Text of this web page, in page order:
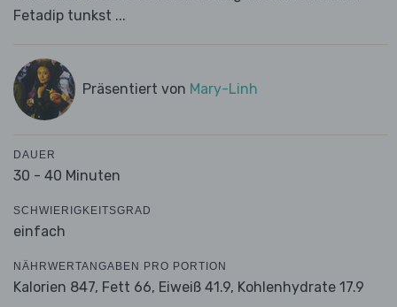
Fetadip tunkst ...
Präsentiert von Mary-Linh
DAUER
30 - 40 Minuten
SCHWIERIGKEITSGRAD
einfach
NÄHRWERTANGABEN PRO PORTION
Kalorien 847, Fett 66, Eiweiß 41.9, Kohlenhydrate 17.9